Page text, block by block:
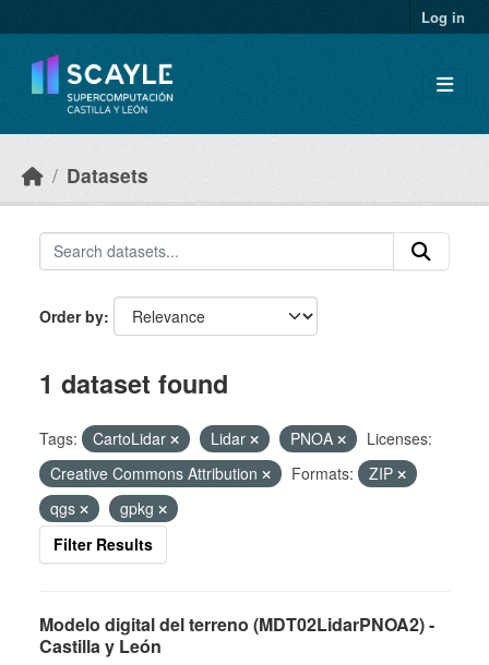
Log in
Datasets
Order by
1 dataset found
Tags: CartoLidar Lidar PNOA
Licenses:
Creative Commons Attribution
Formats:
ZIP
qgs
gpkg
Filter Results
Modelo digital del terreno (MDT02LidarPNOA2) -
Castilla y León